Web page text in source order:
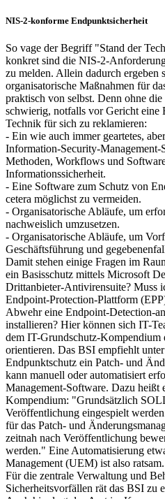
NIS-2-konforme Endpunktsicherheit
So vage der Begriff "Stand der
konkret sind die NIS-2-
zu melden. Allein dadurch ergeben
organisatorische Maßnahmen für
praktisch von selbst. Denn ohne
schwierig, notfalls vor Gericht eine
Technik für sich zu reklamieren:
- Ein wie auch immer geartetes,
Information-Security-Management-
Methoden, Workflows und
Informationssicherheit.
- Eine Software zum Schutz von
cetera möglichst zu vermeiden.
- Organisatorische Abläufe, um
nachweislich umzusetzen.
- Organisatorische Abläufe, um
Geschäftsführung und
Damit stehen einige Fragen im
ein Basisschutz mittels Microsoft
Drittanbieter-Antivirensuite? Muss
Endpoint-Protection-Plattform
Abwehr eine Endpoint-Detection-
installieren? Hier können sich IT-
dem IT-Grundschutz-
orientieren. Das BSI empfiehlt
Endpunktschutz ein Patch- und
kann manuell oder automatisiert
Management-Software. Dazu heißt
Kompendium: "Grundsätzlich
Veröffentlichung eingespielt
für das Patch- und
zeitnah nach Veröffentlichung
werden." Eine Automatisierung
Management (UEM) ist also ratsam.
Für die zentrale Verwaltung und
Sicherheitsvorfällen rät das BSI zu